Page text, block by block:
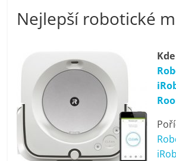
Elektro
pračky,
televize,
notebooky,
mobilní
telefony,
kávovary,
bazény
Nejlepší robotické